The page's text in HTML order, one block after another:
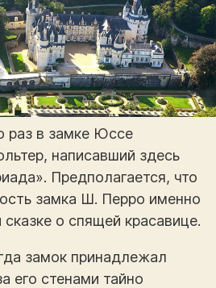
раз в замке Юссе
написавший здесь
Предполагается, что
замка Ш. Перро именно
о спящей красавице.
замок принадлежал
его стенами тайно